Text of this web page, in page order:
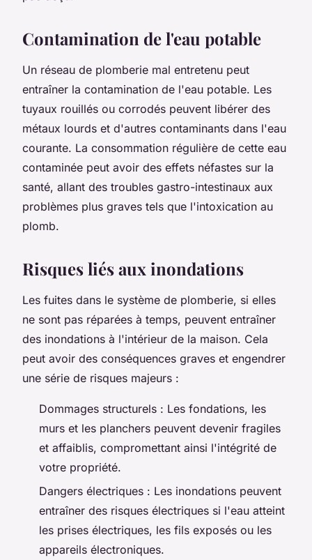
Contamination de l'eau potable
Un réseau de plomberie mal entretenu peut
entraîner la contamination de l'eau potable. Les
tuyaux rouillés ou corrodés peuvent libérer des
métaux lourds et d'autres contaminants dans l'eau
courante. La consommation régulière de cette eau
contaminée peut avoir des effets néfastes sur la
santé, allant des troubles gastro-intestinaux aux
problèmes plus graves tels que l'intoxication au
plomb.
Risques liés aux inondations
Les fuites dans le système de plomberie, si elles
ne sont pas réparées à temps, peuvent entraîner
des inondations à l'intérieur de la maison. Cela
peut avoir des conséquences graves et engendrer
une série de risques majeurs :
Dommages structurels : Les fondations, les
murs et les planchers peuvent devenir fragiles
et affaiblis, compromettant ainsi l'intégrité de
votre propriété.
Dangers électriques : Les inondations peuvent
entraîner des risques électriques si l'eau atteint
les prises électriques, les fils exposés ou les
appareils électroniques.